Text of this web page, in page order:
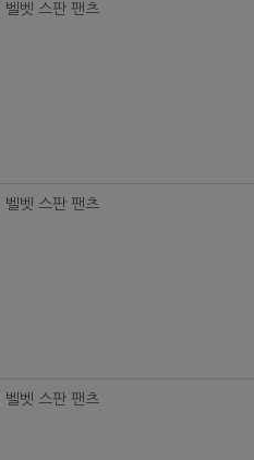
벨벳 스판 팬츠
벨벳 스판 팬츠
벨벳 스판 팬츠